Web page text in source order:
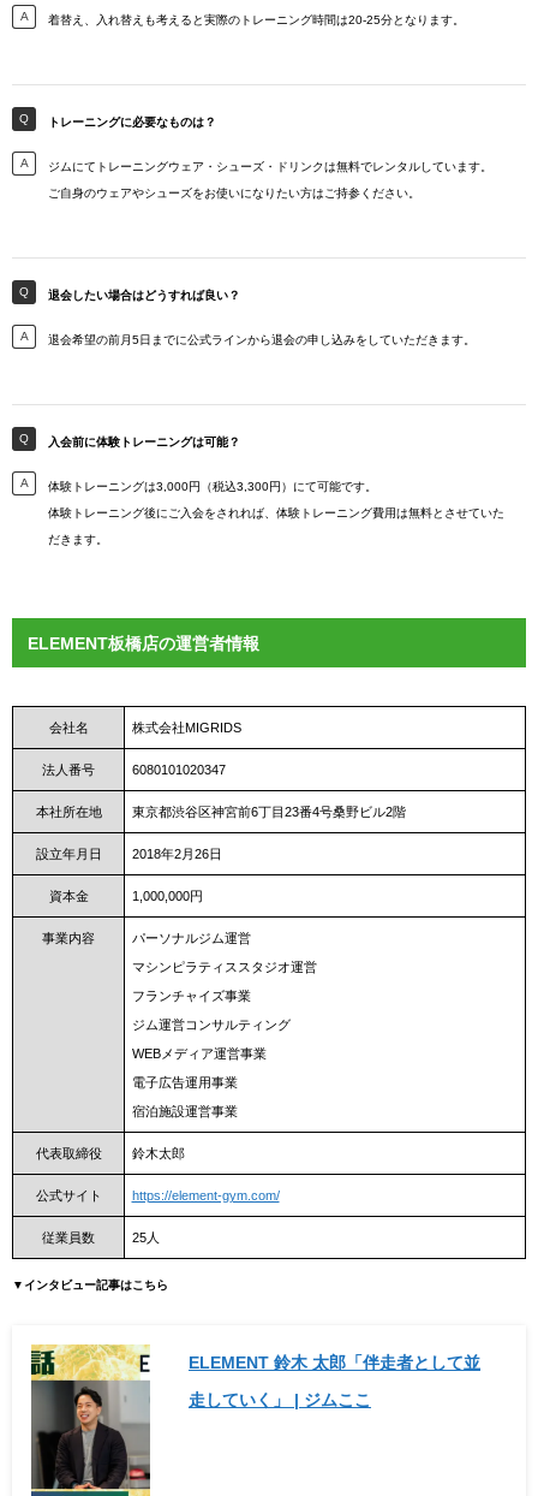
着替え、入れ替えも考えると実際のトレーニング時間は20-25分となります。
トレーニングに必要なものは？
ジムにてトレーニングウェア・シューズ・ドリンクは無料でレンタルしています。
ご自身のウェアやシューズをお使いになりたい方はご持参ください。
退会したい場合はどうすれば良い？
退会希望の前月5日までに公式ラインから退会の申し込みをしていただきます。
入会前に体験トレーニングは可能？
体験トレーニングは3,000円（税込3,300円）にて可能です。
体験トレーニング後にご入会をされれば、体験トレーニング費用は無料とさせていた
だきます。
ELEMENT板橋店の運営者情報
会社名 株式会社MIGRIDS
法人番号 6080101020347
本社所在地 東京都渋谷区神宮前6丁目23番4号桑野ビル2階
設立年月日 2018年2月26日
資本金 1,000,000円
事業内容
パーソナルジム運営
マシンピラティススタジオ運営
フランチャイズ事業
ジム運営コンサルティング
WEBメディア運営事業
電子広告運用事業
宿泊施設運営事業
代表取締役 鈴木太郎
公式サイト https://element-gym.com/
従業員数 25人
▼インタビュー記事はこちら
ELEMENT 鈴木 太郎「伴走者として並
走していく」 | ジムここ